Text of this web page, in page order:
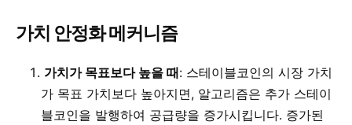
가치 안정화 메커니즘
가치가 목표보다 높을 때: 스테이블코인의 시장 가치
가 목표 가치보다 높아지면, 알고리즘은 추가 스테이
블코인을 발행하여 공급량을 증가시킵니다. 증가된